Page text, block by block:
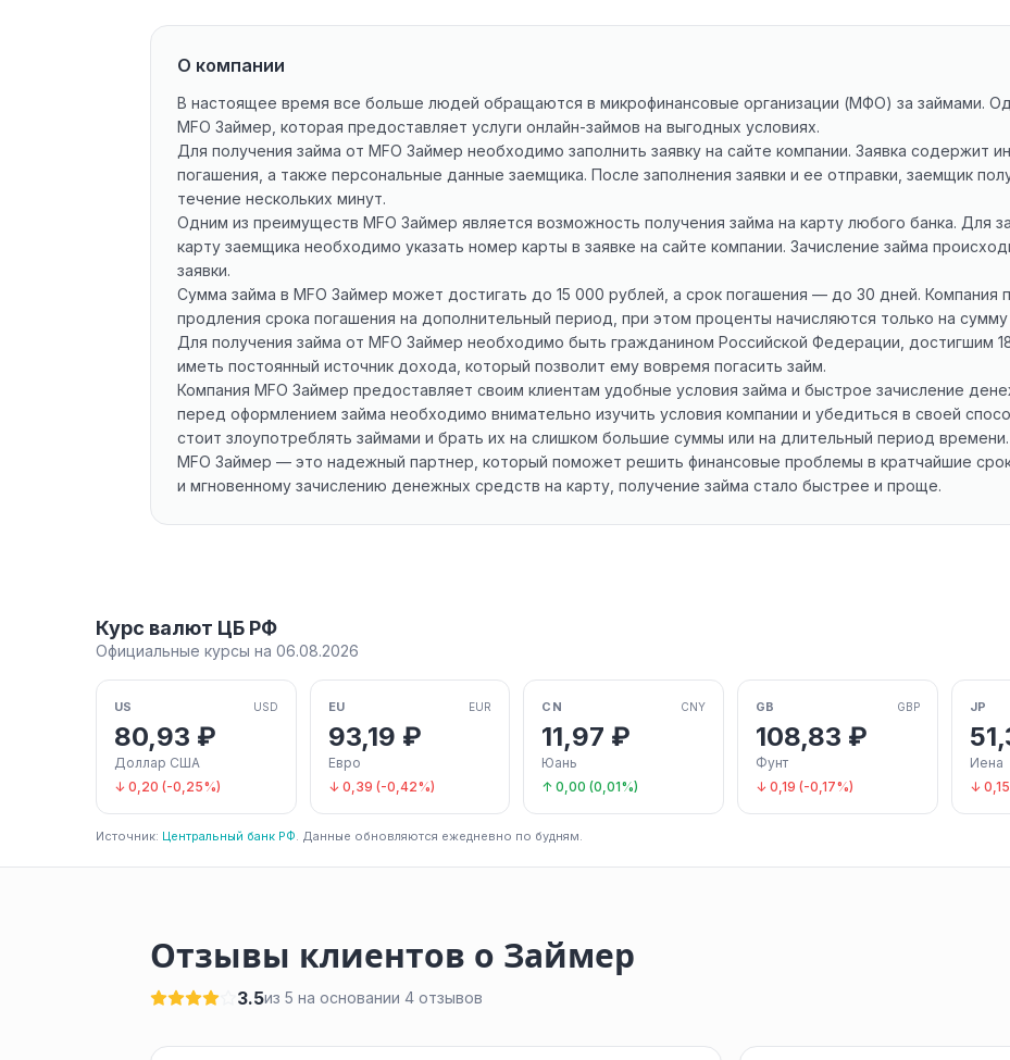
О компании
В настоящее время все больше людей обращаются в микрофинансовые организации (МФО) за займами.
MFO Займер, которая предоставляет услуги онлайн-займов на выгодных условиях.
Для получения займа от MFO Займер необходимо заполнить заявку на сайте компании. Заявка содержит
погашения, а также персональные данные заемщика. После заполнения заявки и ее отправки, заемщик
течение нескольких минут.
Одним из преимуществ MFO Займер является возможность получения займа на карту любого банка. Для
карту заемщика необходимо указать номер карты в заявке на сайте компании. Зачисление займа
заявки.
Сумма займа в MFO Займер может достигать до 15 000 рублей, а срок погашения — до 30 дней. Компания
продления срока погашения на дополнительный период, при этом проценты начисляются только на
Для получения займа от MFO Займер необходимо быть гражданином Российской Федерации, достигшим
иметь постоянный источник дохода, который позволит ему вовремя погасить займ.
Компания MFO Займер предоставляет своим клиентам удобные условия займа и быстрое зачисление
перед оформлением займа необходимо внимательно изучить условия компании и убедиться в своей
стоит злоупотреблять займами и брать их на слишком большие суммы или на длительный период времени.
MFO Займер — это надежный партнер, который поможет решить финансовые проблемы в кратчайшие
и мгновенному зачислению денежных средств на карту, получение займа стало быстрее и проще.
Курс валют ЦБ РФ
Официальные курсы на 06.08.2026
US USD
80,93 ₽
Доллар США
↓ 0,20 (-0,25%)
EU EUR
93,19 ₽
Евро
↓ 0,39 (-0,42%)
CN CNY
11,97 ₽
Юань
↑ 0,00 (0,01%)
GB GBP
108,83 ₽
Фунт
↓ 0,19 (-0,17%)
JP
Иена
↓
Источник: Центральный банк РФ. Данные обновляются ежедневно по будням.
Отзывы клиентов о Займер
3.5из 5 на основании 4 отзывов